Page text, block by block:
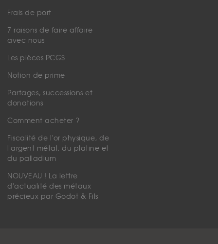
Frais de port
7 raisons de faire affaire
avec nous
Les pièces PCGS
Notion de prime
Partages, successions et
donations
Comment acheter ?
Fiscalité de l'or physique, de
l'argent métal, du platine et
du palladium
NOUVEAU ! La lettre
d'actualité des métaux
précieux par Godot & Fils